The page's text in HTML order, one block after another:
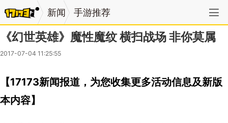
新闻 手游推荐
《幻世英雄》魔性魔纹 横扫战场 非你莫属
2017-07-04 11:25:55
【17173新闻报道，为您收集更多活动信息及新版
本内容】